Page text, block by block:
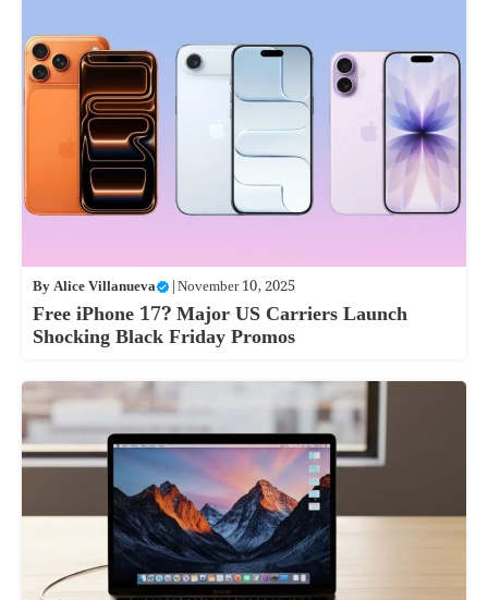
ByAlice Villanueva |November 10, 2025
Free iPhone 17? Major US Carriers Launch
Shocking Black Friday Promos